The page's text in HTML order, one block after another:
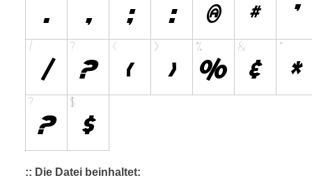
:: Die Datei beinhaltet: